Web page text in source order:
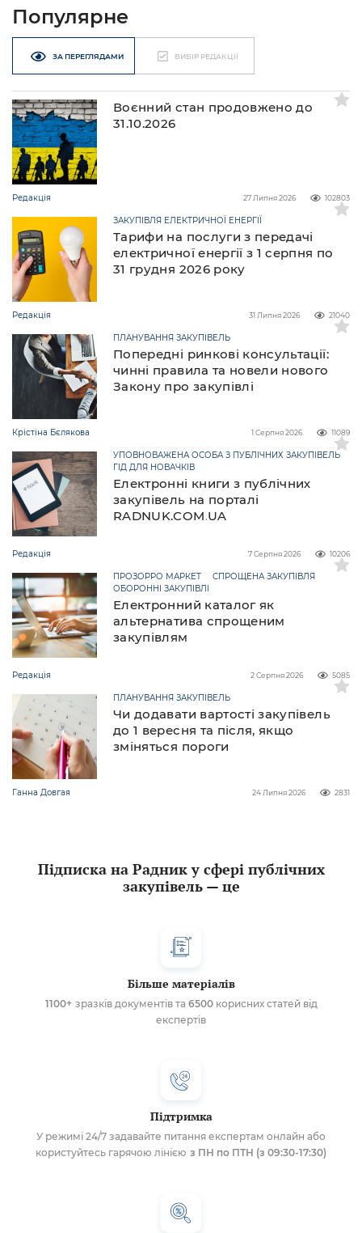
Популярне
ЗА ПЕРЕГЛЯДАМИ ВИБІР РЕДАКЦІЇ
Воєнний стан продовжено до
31.10.2026
Редакція 102803
27 Липня 2026
Тарифи на послуги з передачі
електричної енергії з 1 серпня по
31 грудня 2026 року
ЗАКУПІВЛЯ ЕЛЕКТРИЧНОЇ ЕНЕРГІЇ
Редакція 21040
31 Липня 2026
Попередні ринкові консультації:
чинні правила та новели нового
Закону про закупівлі
ПЛАНУВАННЯ ЗАКУПІВЕЛЬ
Крістіна Бєлякова 11089
1 Серпня 2026
Електронні книги з публічних
закупівель на порталі
RADNUK.COM.UA
УПОВНОВАЖЕНА ОСОБА З ПУБЛІЧНИХ ЗАКУПІВЕЛЬ
ГІД ДЛЯ НОВАЧКІВ
Редакція 10206
7 Серпня 2026
Електронний каталог як
альтернатива спрощеним
закупівлям
ПРОЗОРРО МАРКЕТ
СПРОЩЕНА ЗАКУПІВЛЯ
ОБОРОННІ ЗАКУПІВЛІ
Редакція 5085
2 Серпня 2026
Чи додавати вартості закупівель
до 1 вересня та після, якщо
зміняться пороги
ПЛАНУВАННЯ ЗАКУПІВЕЛЬ
Ганна Довгая 2831
24 Липня 2026
Підписка на Радник у сфері публічних
закупівель — це
Більше матеріалів
1100+ зразків документів та 6500корисних статей від
експертів
Підтримка
У режимі 24/7 задавайте питання експертам онлайн або
користуйтесь гарячою лінією з ПН по ПТН (з 09:30-17:30)